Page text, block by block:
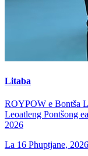
Litaba
ROYPOW e Bontša
Leoatleng Pontšong
2026
La 16 Phuptjane, 2026